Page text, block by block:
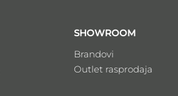
SHOWROOM
Brandovi
Outlet rasprodaja